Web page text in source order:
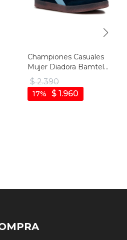
Championes Casuales
Mujer Diadora Bamtelo
- Marino-azul Claro
$ 2.390
$ 1.960
17